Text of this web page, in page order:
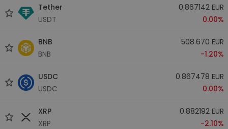
Tether
USDT
0.867142 EUR
0.00%
BNB
BNB
508.670 EUR
-1.20%
USDC
USDC
0.867478 EUR
0.00%
XRP
XRP
0.882192 EUR
-2.10%